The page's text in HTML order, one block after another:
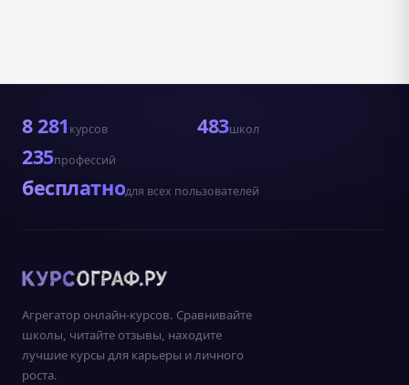
8 281 курсов 483школ
235профессий
бесплатнодля всех пользователей
Агрегатор онлайн-курсов. Сравнивайте
школы, читайте отзывы, находите
лучшие курсы для карьеры и личного
роста.